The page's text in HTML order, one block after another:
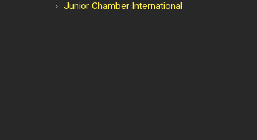
Junior Chamber International